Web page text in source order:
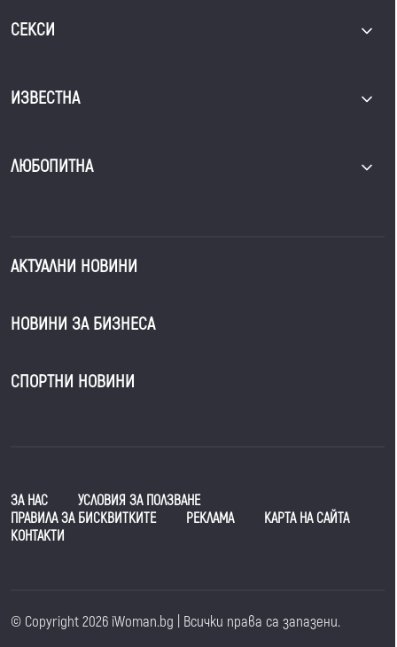
СЕКСИ
ИЗВЕСТНА
ЛЮБОПИТНА
АКТУАЛНИ НОВИНИ
НОВИНИ ЗА БИЗНЕСА
СПОРТНИ НОВИНИ
ЗА НАС
УСЛОВИЯ ЗА ПОЛЗВАНЕ
ПРАВИЛА ЗА БИСКВИТКИТЕ
РЕКЛАМА
КАРТА НА САЙТА
КОНТАКТИ
© Copyright 2026 iWoman.bg | Всички права са запазени.